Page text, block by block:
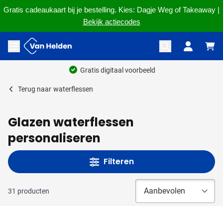
Gratis cadeaukaart bij je bestelling. Kies: Dagje Weg of Takeaway |
Bekijk actiecodes
Ga naar de inhoud
Menu openen
Terug naar waterflessen
Glazen waterflessen
personaliseren
Filteren
31 producten